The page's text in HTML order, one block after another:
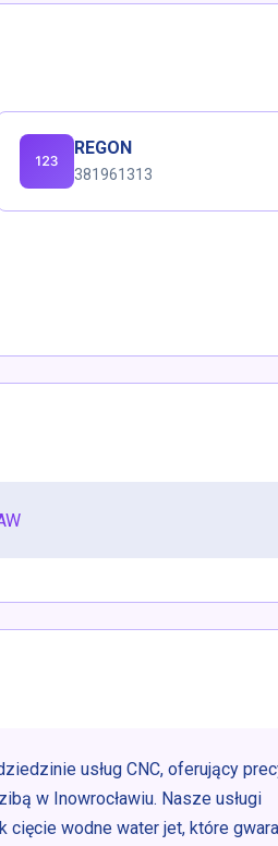
REGON
381961313
usług CNC, oferujący
w Inowrocławiu. Nasze usługi
cięcie wodne water jet, które